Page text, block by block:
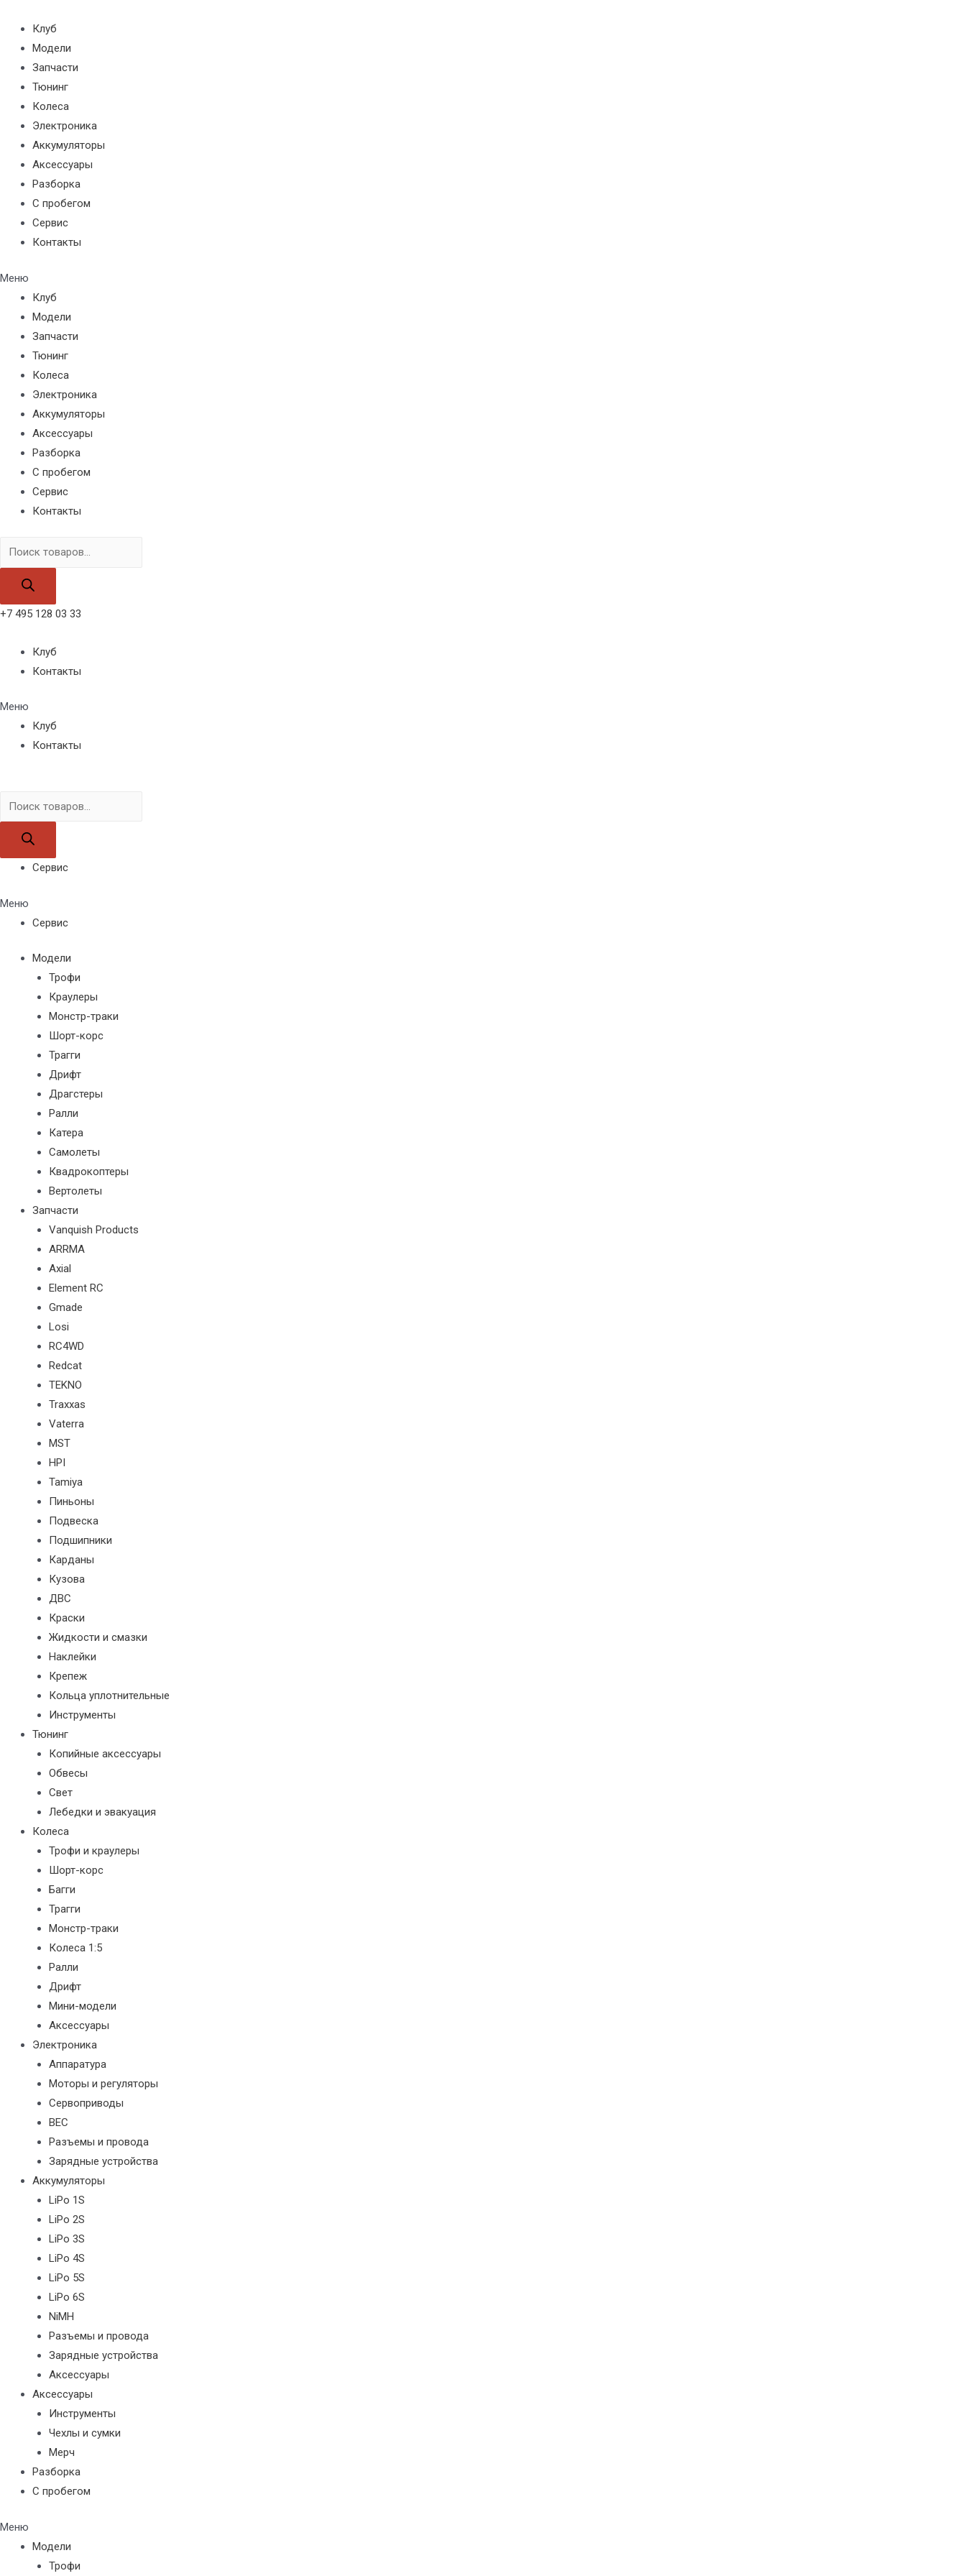
содержимому
Клуб
Модели
Запчасти
Тюнинг
Колеса
Электроника
Аккумуляторы
Аксессуары
Разборка
С пробегом
Сервис
Контакты
Меню
Клуб
Модели
Запчасти
Тюнинг
Колеса
Электроника
Аккумуляторы
Аксессуары
Разборка
С пробегом
Сервис
Контакты
Поиск
товаров
+7 495 128 03 33
Клуб
Контакты
Меню
Клуб
Контакты
Поиск
товаров
Сервис
Меню
Сервис
Модели
Трофи
Краулеры
Монстр-траки
Шорт-корс
Трагги
Дрифт
Драгстеры
Ралли
Катера
Самолеты
Квадрокоптеры
Вертолеты
Запчасти
Vanquish Products
ARRMA
Axial
Element RC
Gmade
Losi
RC4WD
Redcat
TEKNO
Traxxas
Vaterra
MST
HPI
Tamiya
Пиньоны
Подвеска
Подшипники
Карданы
Кузова
ДВС
Краски
Жидкости и смазки
Наклейки
Крепеж
Кольца уплотнительные
Инструменты
Тюнинг
Копийные аксессуары
Обвесы
Свет
Лебедки и эвакуация
Колеса
Трофи и краулеры
Шорт-корс
Багги
Трагги
Монстр-траки
Колеса 1:5
Ралли
Дрифт
Мини-модели
Аксессуары
Электроника
Аппаратура
Моторы и регуляторы
Сервоприводы
BEC
Разъемы и провода
Зарядные устройства
Аккумуляторы
LiPo 1S
LiPo 2S
LiPo 3S
LiPo 4S
LiPo 5S
LiPo 6S
NiMH
Разъемы и провода
Зарядные устройства
Аксессуары
Аксессуары
Инструменты
Чехлы и сумки
Мерч
Разборка
С пробегом
Меню
Модели
Трофи